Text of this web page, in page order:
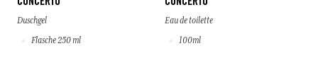
Duschgel
Flasche 250 ml
Eau de toilette
100ml